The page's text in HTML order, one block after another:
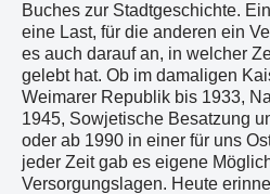
Buches zur Stadtgeschichte.
eine Last, für die anderen ein
es auch darauf an, in welcher
gelebt hat. Ob im damaligen
Weimarer Republik bis 1933,
1945, Sowjetische Besatzung
oder ab 1990 in einer für uns
jeder Zeit gab es eigene
Versorgungslagen. Heute